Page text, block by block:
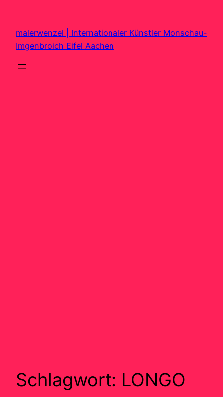
springen
malerwenzel | Internationaler Künstler Monschau-
Imgenbroich Eifel Aachen
Schlagwort: LONGO